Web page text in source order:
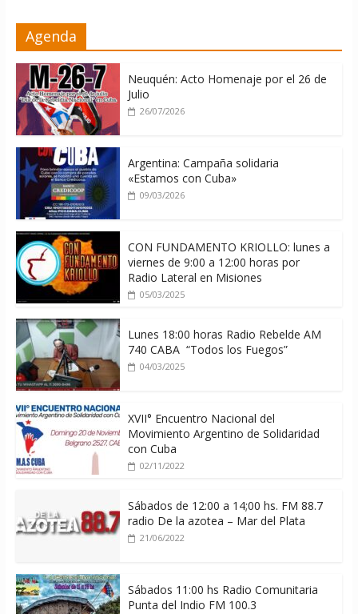
06/08/2026
Agenda
Neuquén: Acto Homenaje por el 26 de
Julio
26/07/2026
Argentina: Campaña solidaria
«Estamos con Cuba»
09/03/2026
CON FUNDAMENTO KRIOLLO: lunes a
viernes de 9:00 a 12:00 horas por
Radio Lateral en Misiones
05/03/2025
Lunes 18:00 horas Radio Rebelde AM
740 CABA “Todos los Fuegos”
04/03/2025
XVII° Encuentro Nacional del
Movimiento Argentino de Solidaridad
con Cuba
02/11/2022
Sábados de 12:00 a 14;00 hs. FM 88.7
radio De la azotea – Mar del Plata
21/06/2022
Sábados 11:00 hs Radio Comunitaria
Punta del Indio FM 100.3